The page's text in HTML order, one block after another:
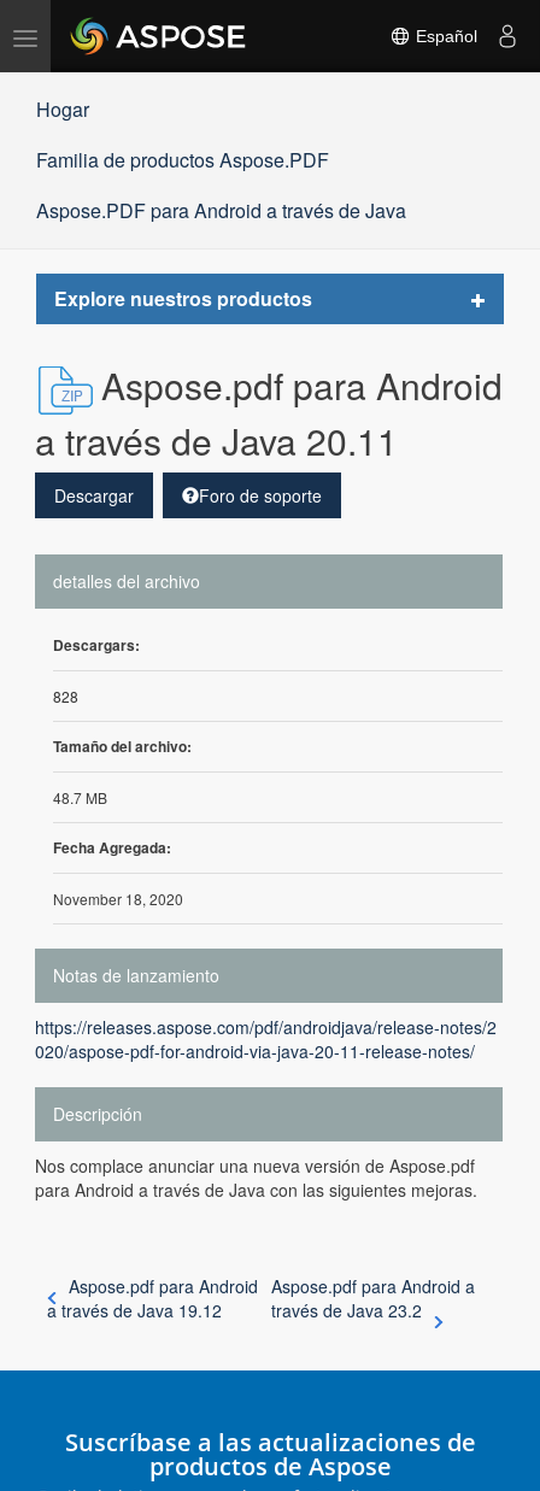
Alternar
navegación
Español
Hogar
Familia de productos Aspose.PDF
Aspose.PDF para Android a través de Java
Explore nuestros productos
Toggle
Aspose.pdf para Android
a través de Java 20.11
Descargar Foro de soporte
detalles del archivo
Descargars:
828
Tamaño del archivo:
48.7 MB
Fecha Agregada:
November 18, 2020
Notas de lanzamiento
https://releases.aspose.com/pdf/androidjava/release-notes/2
020/aspose-pdf-for-android-via-java-20-11-release-notes/
Descripción
Nos complace anunciar una nueva versión de Aspose.pdf
para Android a través de Java con las siguientes mejoras.
Aspose.pdf para Android
a través de Java 19.12
Aspose.pdf para Android a
través de Java 23.2
Suscríbase a las actualizaciones de
productos de Aspose